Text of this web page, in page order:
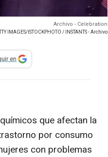
Archivo - Celebration
IMAGES/ISTOCKPHOTO / INSTANTS - Archivo
para compartir
en
que afectan la
por consumo
con problemas